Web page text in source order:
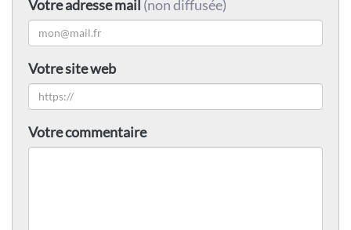
Votre adresse mail (non diffusée)
Votre site web
Votre commentaire